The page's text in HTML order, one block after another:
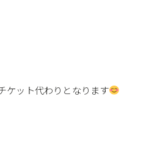
ケット代わりとなります